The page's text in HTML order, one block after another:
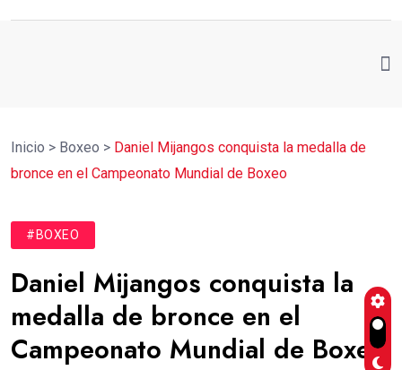
Inicio > Boxeo > Daniel Mijangos conquista la medalla de
bronce en el Campeonato Mundial de Boxeo
#BOXEO
Daniel Mijangos conquista la
medalla de bronce en el
Campeonato Mundial de Boxeo